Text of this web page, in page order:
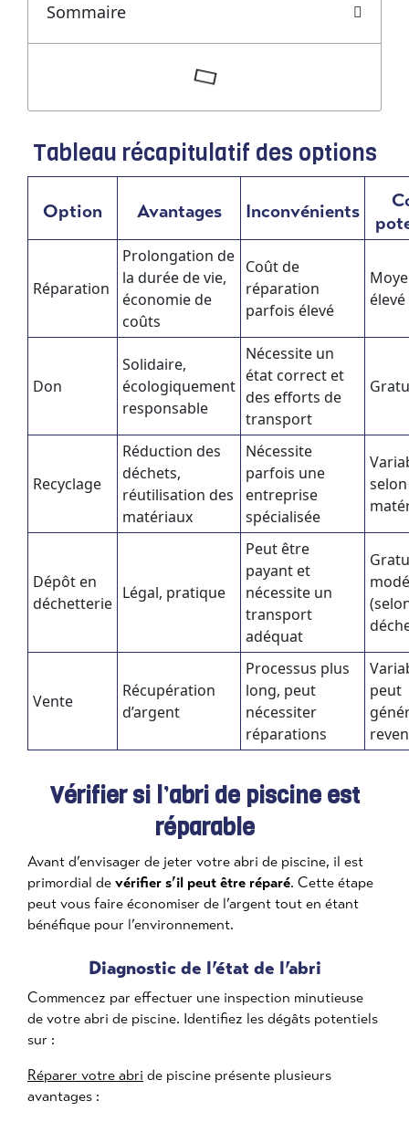
Sommaire
Tableau récapitulatif des options
Option Avantages Inconvénients
Réparation
Prolongation de
la durée de vie,
économie de
coûts
Coût de
réparation
parfois élevé
élevé
Don
Solidaire,
écologiquement
responsable
Nécessite un
état correct et
des efforts de
transport
Recyclage
Réduction des
déchets,
réutilisation des
matériaux
Nécessite
parfois une
entreprise
spécialisée
Dépôt en
déchetterie
Légal, pratique
Peut être
payant et
nécessite un
transport
adéquat
Vente
Récupération
d’argent
Processus plus
long, peut
nécessiter
réparations
peut
Vérifier si l’abri de piscine est
réparable
Avant d’envisager de jeter votre abri de piscine, il est
primordial de vérifier s’il peut être réparé. Cette étape
peut vous faire économiser de l’argent tout en étant
bénéfique pour l’environnement.
Diagnostic de l’état de l’abri
Commencez par effectuer une inspection minutieuse
de votre abri de piscine. Identifiez les dégâts potentiels
sur :
Réparer votre abri de piscine présente plusieurs
avantages :